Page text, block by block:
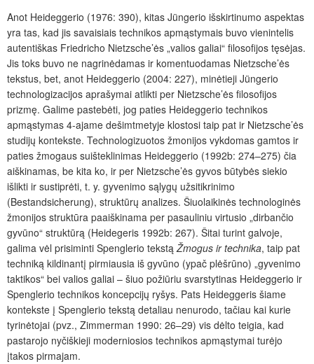
Anot Heideggerio (1976: 390), kitas Jüngerio išskirtinumo aspektas
yra tas, kad jis savaisiais technikos apmąstymais buvo vienintelis
autentiškas Friedricho Nietzsche’ės „valios galiai“ filosofijos tęsėjas.
Jis toks buvo ne nagrinėdamas ir komentuodamas Nietzsche’ės
tekstus, bet, anot Heideggerio (2004: 227), minėtieji Jüngerio
technologizacijos aprašymai atlikti per Nietzsche’ės filosofijos
prizmę. Galime pastebėti, jog paties Heideggerio technikos
apmąstymas 4-ajame dešimtmetyje klostosi taip pat ir Nietzsche’ės
studijų kontekste. Technologizuotos žmonijos vykdomas gamtos ir
paties žmogaus suišteklinimas Heideggerio (1992b: 274–275) čia
aiškinamas, be kita ko, ir per Nietzsche’ės gyvos būtybės siekio
išlikti ir sustiprėti, t. y. gyvenimo sąlygų užsitikrinimo
(Bestandsicherung), struktūrų analizes. Šiuolaikinės technologinės
žmonijos struktūra paaiškinama per pasauliniu virtusio „dirbančio
gyvūno“ struktūrą (Heidegeris 1992b: 267). Šitai turint galvoje,
galima vėl prisiminti Spenglerio tekstąŽmogus ir technika, taip pat
techniką kildinantį pirmiausia iš gyvūno (ypač plėšrūno) „gyvenimo
taktikos“ bei valios galiai – šiuo požiūriu svarstytinas Heideggerio ir
Spenglerio technikos koncepcijų ryšys. Pats Heideggeris šiame
kontekste į Spenglerio tekstą detaliau nenurodo, tačiau kai kurie
tyrinėtojai (pvz., Zimmerman 1990: 26–29) vis dėlto teigia, kad
pastarojo nyčiškieji moderniosios technikos apmąstymai turėjo
įtakos pirmajam.